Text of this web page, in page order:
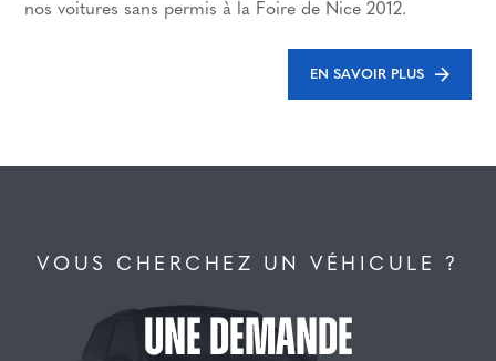
nos voitures sans permis à la Foire de Nice 2012.
EN SAVOIR PLUS
VOUS CHERCHEZ UN VÉHICULE ?
Une demande